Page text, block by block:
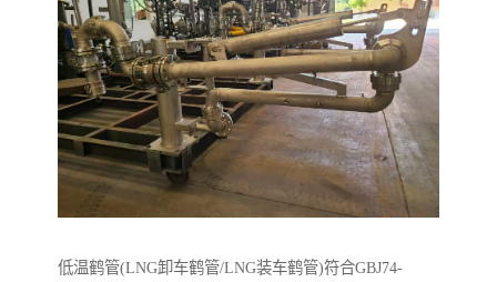
低温鹤管(LNG卸车鹤管/LNG装车鹤管)符合GBJ74-